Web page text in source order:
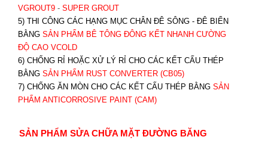
VGROUT9- SUPER GROUT
5) THI CÔNG CÁC HẠNG MỤC CHÂN ĐÊ SÔNG - ĐÊ BIỂN
BẰNG SẢN PHẨM BÊ TÔNG ĐÔNG KẾT NHANH CƯỜNG
ĐỘ CAO VCOLD
6) CHỐNG RỈ HOẶC XỬ LÝ RỈ CHO CÁC KẾT CẤU THÉP
BẰNG SẢN PHẨM RUST CONVERTER (CB05)
7) CHỐNG ĂN MÒN CHO CÁC KẾT CẤU THÉP BẰNG SẢN
PHẨM ANTICORROSIVE PAINT (CAM)
SẢN PHẨM SỬA CHỮA MẶT ĐƯỜNG BĂNG